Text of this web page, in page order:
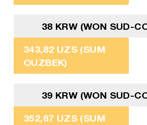
38 KRW (WON SUD-
343,82 UZS (SUM
OUZBEK)
39 KRW (WON SUD-
352,87 UZS (SUM